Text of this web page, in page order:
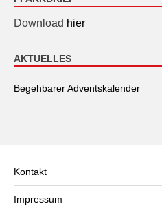
Download hier
AKTUELLES
Begehbarer Adventskalender
Kontakt
Impressum